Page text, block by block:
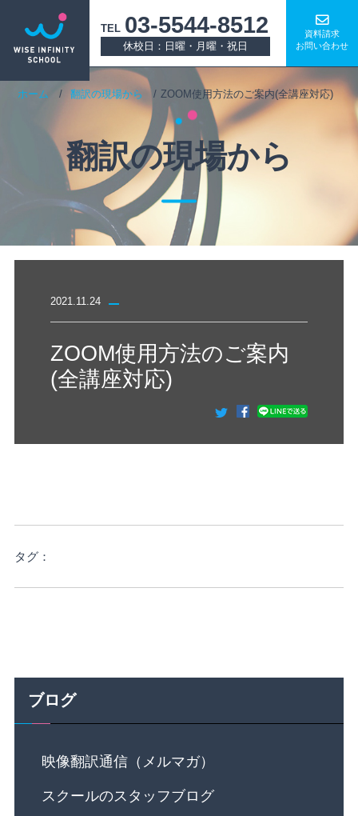
TEL 03-5544-8512
休校日：日曜・月曜・祝日
資料請求
お問い合わせ
ホーム 翻訳の現場から ZOOM使用方法のご案内(全講座対応)
翻訳の現場から
2021.11.24
ZOOM使用方法のご案内
(全講座対応)
タグ：
ブログ
映像翻訳通信（メルマガ）
スクールのスタッフブログ